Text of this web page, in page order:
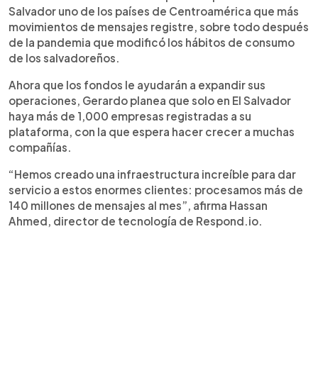
Salvador uno de los países de Centroamérica que más
movimientos de mensajes registre, sobre todo después
de la pandemia que modificó los hábitos de consumo
de los salvadoreños.
Ahora que los fondos le ayudarán a expandir sus
operaciones, Gerardo planea que solo en El Salvador
haya más de 1,000 empresas registradas a su
plataforma, con la que espera hacer crecer a muchas
compañías.
“Hemos creado una infraestructura increíble para dar
servicio a estos enormes clientes: procesamos más de
140 millones de mensajes al mes”, afirma Hassan
Ahmed, director de tecnología de Respond.io.